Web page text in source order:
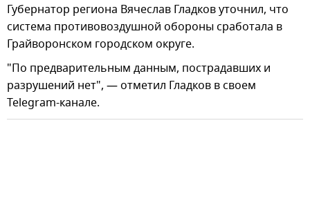
Губернатор региона Вячеслав Гладков уточнил, что
система противовоздушной обороны сработала в
Грайворонском городском округе.
"По предварительным данным, пострадавших и
разрушений нет", — отметил Гладков в своем
Telegram-канале.